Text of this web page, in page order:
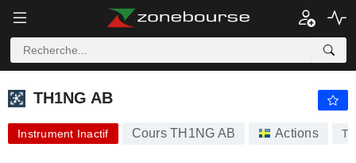
TH1NG AB
TH1NG AB
Instrument Inactif Cours TH1NG AB Actions